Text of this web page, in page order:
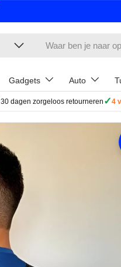
Gadgets Auto
30 dagen zorgeloos retourneren ✓4